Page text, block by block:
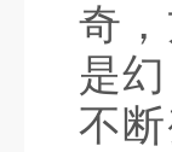
奇
是
不